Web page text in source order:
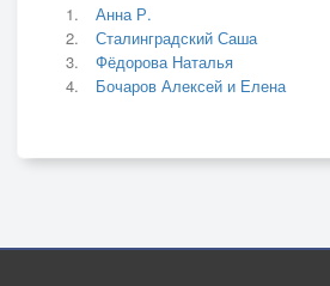
Анна Р.
Сталинградский Саша
Фёдорова Наталья
Бочаров Алексей и Елена